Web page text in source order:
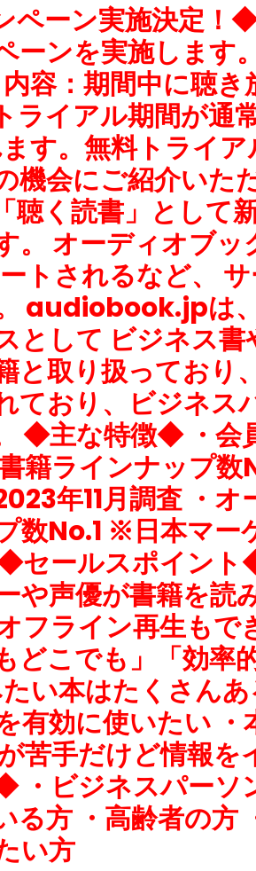
ペーン実施決定
ンを実施します
容：期間中に聴
ライアル期間が通
す。無料トライ
機会にご紹介いた
く読書」として
。 オーディオブ
トされるなど、
audiobook.jpは
として ビジネス書
と取り扱っており
ており、ビジネス
◆主な特徴◆ ・会
籍ラインナップ
年11月調査 ・
数No.1 ※日本マー
セールスポイン
や声優が書籍を読
フライン再生も
どこでも」「効率
い本はたくさん
有効に使いたい ・
苦手だけど情報を
ビジネスパーソ
る方 ・高齢者の方
い方